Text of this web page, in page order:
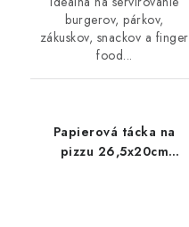
burgerov, párkov,
zákuskov, snackov a finger
food...
Papierová tácka na
pizzu 26,5x20cm